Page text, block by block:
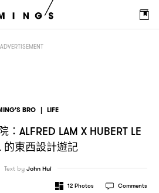
ADVERTISEMENT
BRO | LIFE
：ALFRED LAM X HUBERT LE
的東西設計遊記
Text by John Hui
12 Photos Comments
Lam x Hubert Le Gall